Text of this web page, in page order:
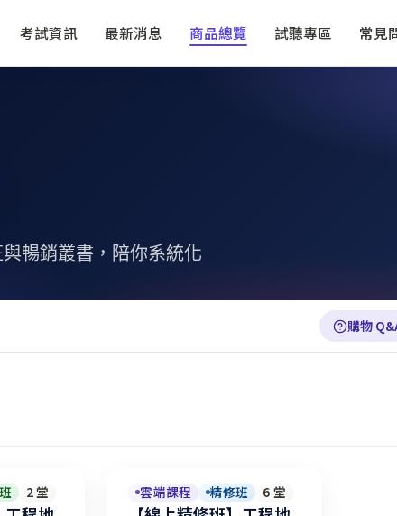
考試資訊 最新消息 商品總覽 試聽專區 常見
暢銷叢書，陪你系統化
購物
2 堂 雲端課程 精修班 6 堂